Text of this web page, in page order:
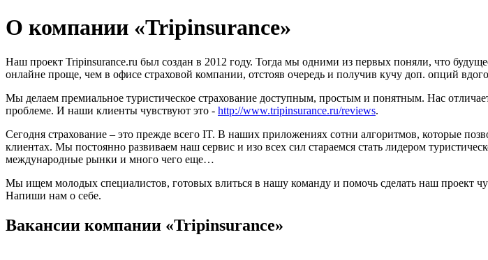
О компании «Tripinsurance»
Наш проект Tripinsurance.ru был создан в 2012 году. Тогда мы одними из первых поняли, что
онлайне проще, чем в офисе страховой компании, отстояв очередь и получив кучу доп. опций
Мы делаем премиальное туристическое страхование доступным, простым и понятным. Нас
проблеме. И наши клиенты чувствуют это - http://www.tripinsurance.ru/reviews.
Сегодня страхование – это прежде всего IT. В наших приложениях сотни алгоритмов, которые
клиентах. Мы постоянно развиваем наш сервис и изо всех сил стараемся стать лидером
международные рынки и много чего еще…
Мы ищем молодых специалистов, готовых влиться в нашу команду и помочь сделать наш проект
Напиши нам о себе.
Вакансии компании «Tripinsurance»